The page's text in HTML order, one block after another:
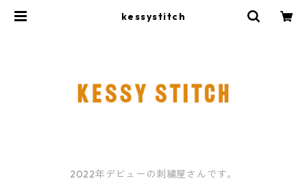
kessystitch
2022年デビューの刺繍屋さんです。